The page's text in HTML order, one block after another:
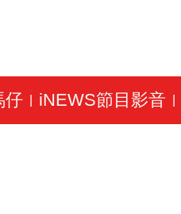
仔| iNEWS節目影音